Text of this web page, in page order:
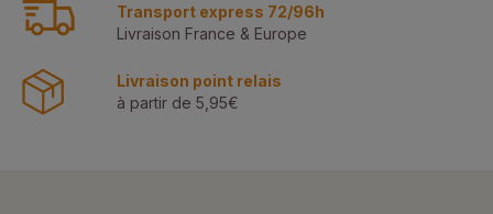
Transport express 72/96h
Livraison France & Europe
Livraison point relais
à partir de 5,95€